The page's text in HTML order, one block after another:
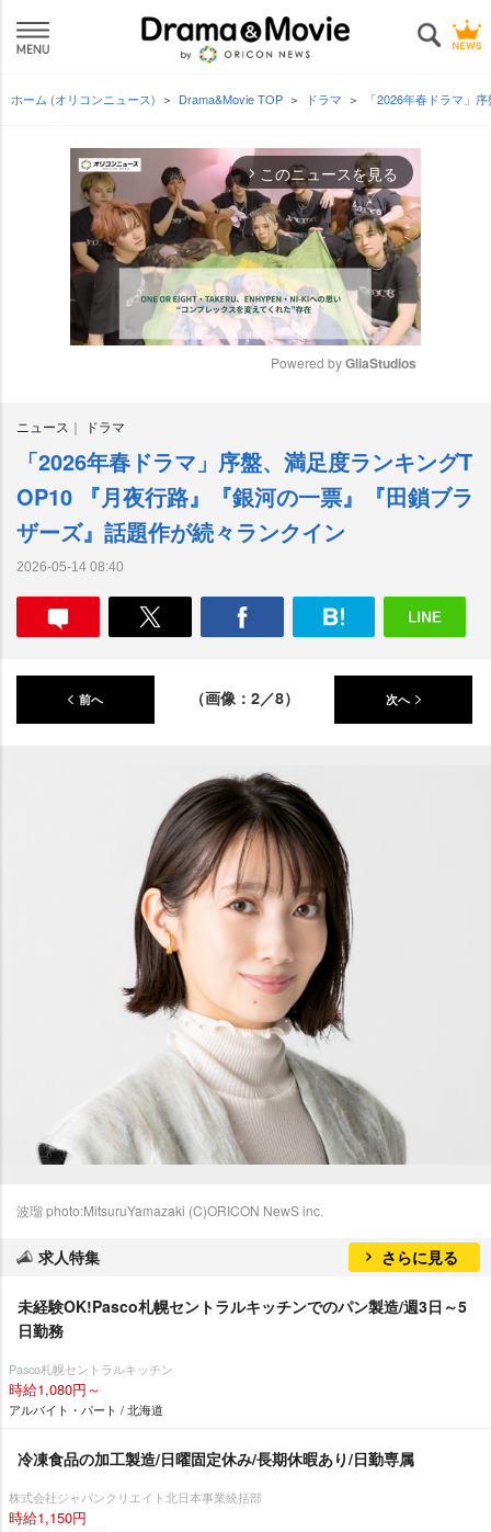
ホーム (オリコンニュース) Drama&Movie TOP ドラマ 「2026年春ドラマ」
arrow_forward_ios このニュースを見る
t
e
Powered by GliaStudios
ニュース ドラマ
「2026年春ドラマ」序盤、満足度ランキングT
OP10 『月夜行路』『銀河の一票』『田鎖ブラ
ザーズ』話題作が続々ランクイン
2026-05-14 08:40
前へ （画像：2／8） 次へ
波瑠 photo:MitsuruYamazaki (C)ORICON NewS inc.
求人特集 さらに見る
未経験OK!Pasco札幌セントラルキッチンでのパン製造/週3日～5
日勤務
Pasco札幌セントラルキッチン
時給1,080円～
アルバイト・パート / 北海道
冷凍食品の加工製造/日曜固定休み/長期休暇あり/日勤専属
株式会社ジャパンクリエイト北日本事業統括部
時給1,150円